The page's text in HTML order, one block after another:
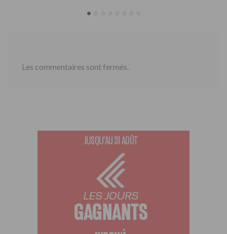
Les commentaires sont fermés.